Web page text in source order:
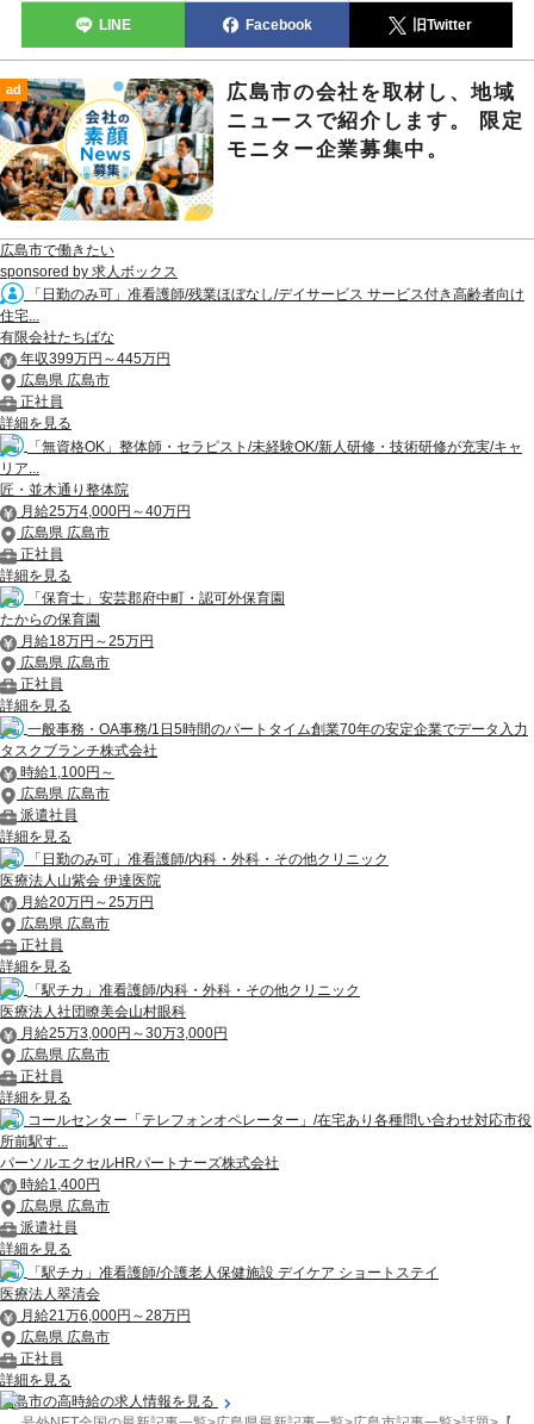
LINE Facebook 旧Twitter
ad
広島市の会社を取材し、地域
ニュースで紹介します。 限定
モニター企業募集中。
広島市で働きたい
sponsored by 求人ボックス
「日勤のみ可」准看護師/残業ほぼなし/デイサービス サービス付き高齢者向け
住宅...
有限会社たちばな
年収399万円～445万円
広島県 広島市
正社員
詳細を見る
「無資格OK」整体師・セラピスト/未経験OK/新人研修・技術研修が充実/キャ
リア...
匠・並木通り整体院
月給25万4,000円～40万円
広島県 広島市
正社員
詳細を見る
「保育士」安芸郡府中町・認可外保育園
たからの保育園
月給18万円～25万円
広島県 広島市
正社員
詳細を見る
一般事務・OA事務/1日5時間のパートタイム創業70年の安定企業でデータ入力
タスクブランチ株式会社
時給1,100円～
広島県 広島市
派遣社員
詳細を見る
「日勤のみ可」准看護師/内科・外科・その他クリニック
医療法人山紫会 伊達医院
月給20万円～25万円
広島県 広島市
正社員
詳細を見る
「駅チカ」准看護師/内科・外科・その他クリニック
医療法人社団瞭美会山村眼科
月給25万3,000円～30万3,000円
広島県 広島市
正社員
詳細を見る
コールセンター「テレフォンオペレーター」/在宅あり各種問い合わせ対応市役
所前駅す...
パーソルエクセルHRパートナーズ株式会社
時給1,400円
広島県 広島市
派遣社員
詳細を見る
「駅チカ」准看護師/介護老人保健施設 デイケア ショートステイ
医療法人翠清会
月給21万6,000円～28万円
広島県 広島市
正社員
詳細を見る
広島市の高時給の求人情報を見る